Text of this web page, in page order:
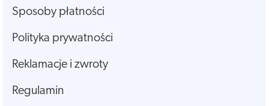
Sposoby płatności
Polityka prywatności
Reklamacje i zwroty
Regulamin